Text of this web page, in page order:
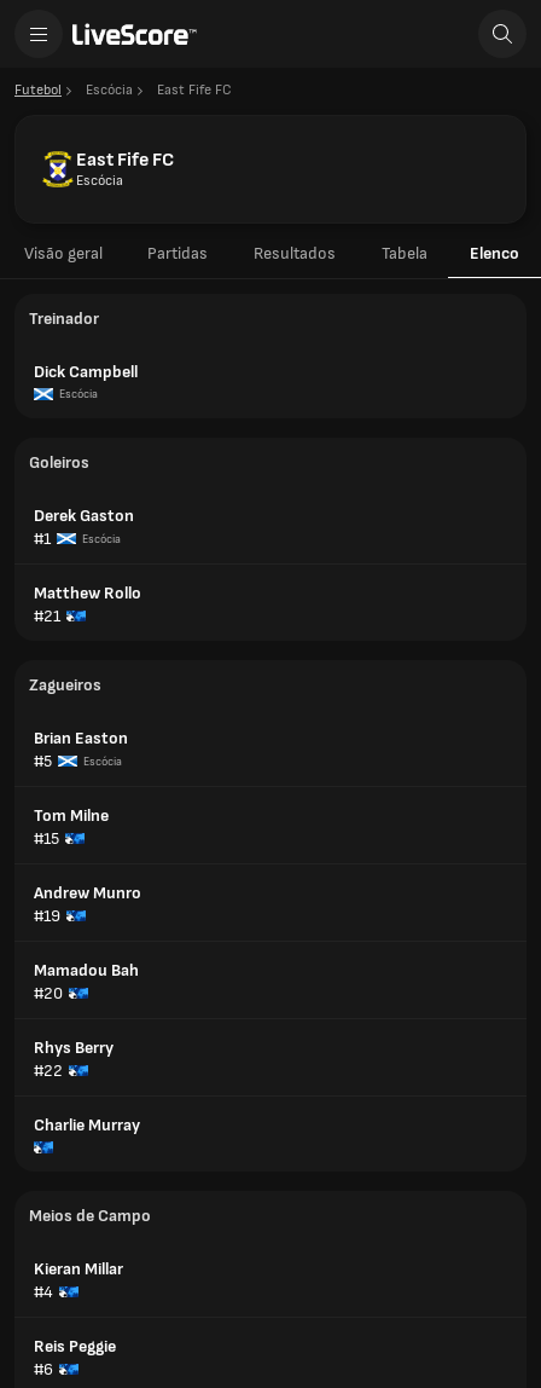
Futebol Escócia East Fife FC
East Fife FC
Escócia
Visão geral Partidas Resultados Tabela Elenco
Treinador
Dick Campbell
Escócia
Goleiros
Derek Gaston
#1
Escócia
Matthew Rollo
#21
Zagueiros
Brian Easton
#5
Escócia
Tom Milne
#15
Andrew Munro
#19
Mamadou Bah
#20
Rhys Berry
#22
Charlie Murray
Meios de Campo
Kieran Millar
#4
Reis Peggie
#6